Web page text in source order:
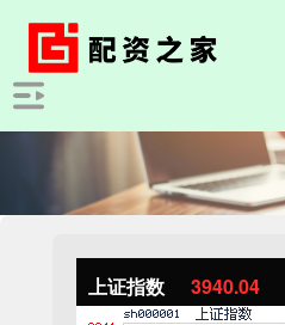
上证指数 3940.04